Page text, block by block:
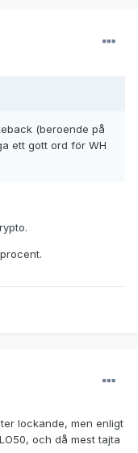
(beroende på
ett gott ord för WH
lockande, men enligt
och då mest tajta